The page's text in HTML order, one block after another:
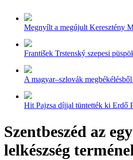
Megnyílt a megújult Keresztény
František Trstenský szepesi
A magyar–szlovák
Hit Pajzsa díjjal tüntették ki Erdő
Szentbeszéd az
lelkészség